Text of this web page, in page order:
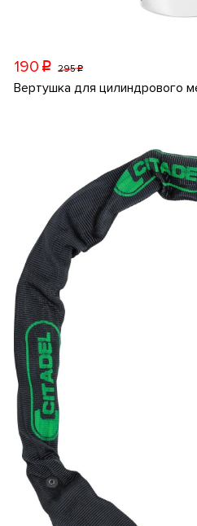
190 p 295p
Вертушка для цилиндрового